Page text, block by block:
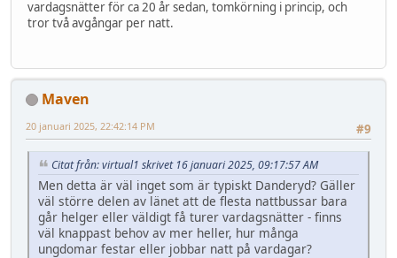
vardagsnätter för ca 20 år sedan, tomkörning i princip, och
tror två avgångar per natt.
Maven
#9
20 januari 2025, 22:42:14 PM
Citat från: virtual1 skrivet 16 januari 2025, 09:17:57 AM
Men detta är väl inget som är typiskt Danderyd? Gäller
väl större delen av länet att de flesta nattbussar bara
går helger eller väldigt få turer vardagsnätter - finns
väl knappast behov av mer heller, hur många
ungdomar festar eller jobbar natt på vardagar?